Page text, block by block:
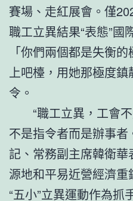
賽場、走紅展會。僅
職工立異結果“表態”國
「你們兩個都是失衡
上吧檯，用她那極度
令。
“職工立異，工會
不是指令者而是辦事者
記、常務副主席韓衛華
源地和平易近營經濟
“五小”立異運動作為抓